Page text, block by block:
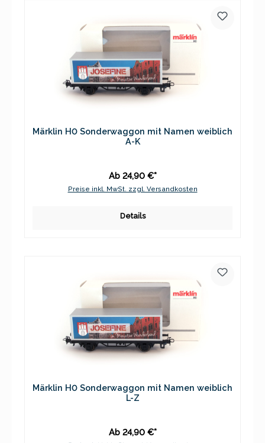
Märklin H0 Sonderwaggon mit Namen weiblich
A-K
Ab 24,90 €*
Preise inkl. MwSt. zzgl. Versandkosten
Details
Märklin H0 Sonderwaggon mit Namen weiblich
L-Z
Ab 24,90 €*